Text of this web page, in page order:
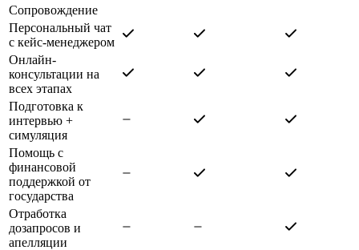
Сопровождение
Персональный чат
с кейс-менеджером
Онлайн-
консультации на
всех этапах
Подготовка к
интервью +
симуляция
Помощь с
финансовой
поддержкой от
государства
Отработка
дозапросов и
апелляции